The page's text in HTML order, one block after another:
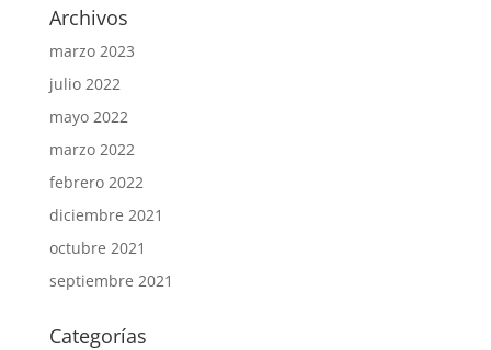
Archivos
marzo 2023
julio 2022
mayo 2022
marzo 2022
febrero 2022
diciembre 2021
octubre 2021
septiembre 2021
Categorías